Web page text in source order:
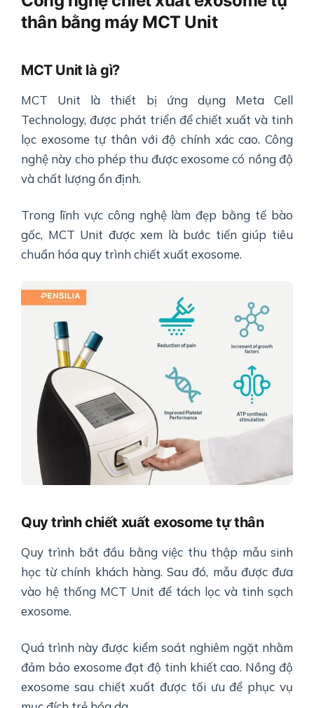
thân bằng máy MCT Unit
MCT Unit là gì?
MCT Unit là thiết bị ứng dụng Meta Cell
Technology, được phát triển để chiết xuất và tinh
lọc exosome tự thân với độ chính xác cao. Công
nghệ này cho phép thu được exosome có nồng độ
và chất lượng ổn định.
Trong lĩnh vực công nghệ làm đẹp bằng tế bào
gốc, MCT Unit được xem là bước tiến giúp tiêu
chuẩn hóa quy trình chiết xuất exosome.
Quy trình chiết xuất exosome tự thân
Quy trình bắt đầu bằng việc thu thập mẫu sinh
học từ chính khách hàng. Sau đó, mẫu được đưa
vào hệ thống MCT Unit để tách lọc và tinh sạch
exosome.
Quá trình này được kiểm soát nghiêm ngặt nhằm
đảm bảo exosome đạt độ tinh khiết cao. Nồng độ
exosome sau chiết xuất được tối ưu để phục vụ